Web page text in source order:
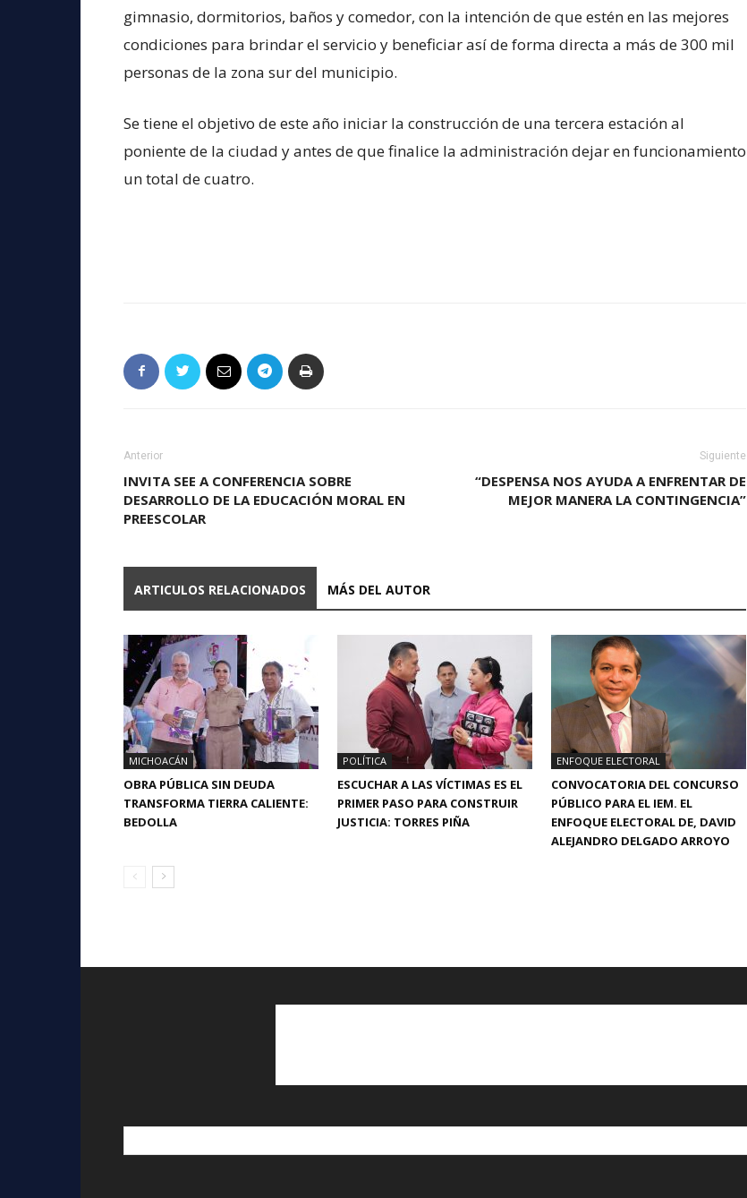
gimnasio, dormitorios, baños y comedor, con la intención de que estén en las mejores
condiciones para brindar el servicio y beneficiar así de forma directa a más de 300 mil
personas de la zona sur del municipio.
Se tiene el objetivo de este año iniciar la construcción de una tercera estación al
poniente de la ciudad y antes de que finalice la administración dejar en funcionamiento
un total de cuatro.
Anterior
INVITA SEE A CONFERENCIA SOBRE
DESARROLLO DE LA EDUCACIÓN MORAL EN
PREESCOLAR
Siguiente
“DESPENSA NOS AYUDA A ENFRENTAR DE
MEJOR MANERA LA CONTINGENCIA”
ARTICULOS RELACIONADOS MÁS DEL AUTOR
MICHOACÁN
OBRA PÚBLICA SIN DEUDA
TRANSFORMA TIERRA CALIENTE:
BEDOLLA
POLÍTICA
ESCUCHAR A LAS VÍCTIMAS ES EL
PRIMER PASO PARA CONSTRUIR
JUSTICIA: TORRES PIÑA
ENFOQUE ELECTORAL
CONVOCATORIA DEL CONCURSO
PÚBLICO PARA EL IEM. EL
ENFOQUE ELECTORAL DE, DAVID
ALEJANDRO DELGADO ARROYO